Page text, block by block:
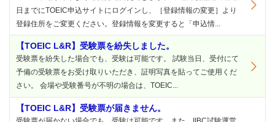
日までにTOEIC申込サイトにログインし、［登録情報の変更］より
登録住所をご変更ください。登録情報を変更すると「申込情...
【TOEIC L&R】受験票を紛失しました。
受験票を紛失した場合でも、受験は可能です。 試験当日、受付にて
予備の受験票をお受け取りいただき、証明写真を貼ってご使用くだ
さい。 会場や受験番号が不明の場合は、TOEIC...
【TOEIC L&R】受験票が届きません。